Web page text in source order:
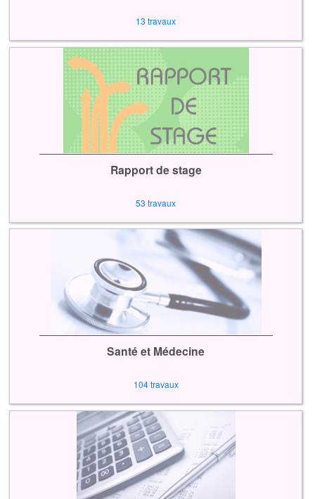
13 travaux
Rapport de stage
53 travaux
Santé et Médecine
104 travaux